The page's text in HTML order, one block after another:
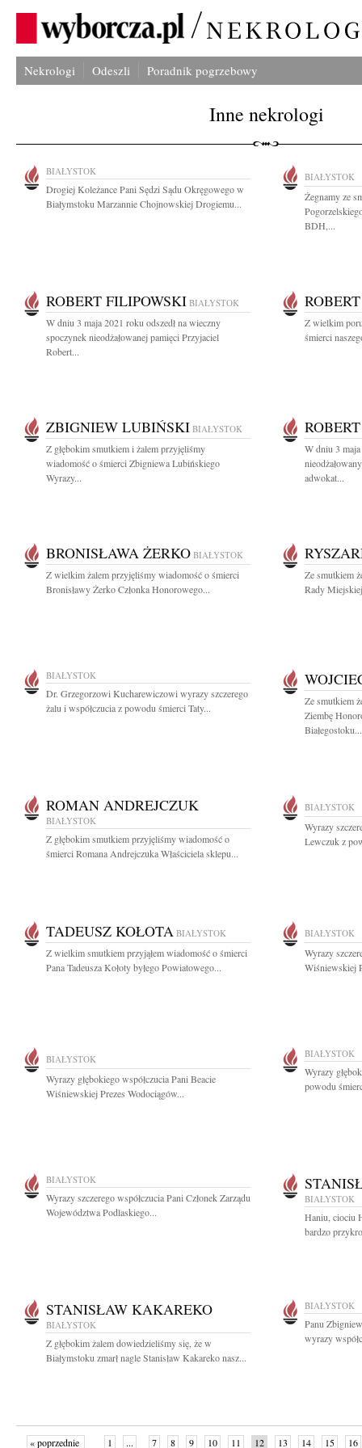
Nekrologi Odeszli Poradnik pogrzebowy
Inne nekrologi
BIAŁYSTOK
Drogiej Koleżance Pani Sędzi Sądu Okręgowego w
Białymstoku Marzannie Chojnowskiej Drogiemu...
BIAŁYSTOK
Żegnamy ze
BDH,...
ROBERT FILIPOWSKI BIAŁYSTOK
W dniu 3 maja 2021 roku odszedł na wieczny
spoczynek nieodżałowanej pamięci Przyjaciel
Robert...
Z wielkim
śmierci
ZBIGNIEW LUBIŃSKI BIAŁYSTOK
Z głębokim smutkiem i żalem przyjęliśmy
wiadomość o śmierci Zbigniewa Lubińskiego
Wyrazy...
W dniu 3 maja
adwokat...
BRONISŁAWA ŻERKO BIAŁYSTOK
Z wielkim żalem przyjęliśmy wiadomość o śmierci
Bronisławy Żerko Członka Honorowego...
Ze smutkiem
Rady
BIAŁYSTOK
Dr. Grzegorzowi Kucharewiczowi wyrazy szczerego
żalu i współczucia z powodu śmierci Taty...
Ze smutkiem
Ziembę
Białegostoku...
ROMAN ANDREJCZUK
BIAŁYSTOK
Z głębokim smutkiem przyjęliśmy wiadomość o
śmierci Romana Andrejczuka Właściciela sklepu...
BIAŁYSTOK
Wyrazy
Lewczuk z
TADEUSZ KOŁOTA BIAŁYSTOK
Z wielkim smutkiem przyjąłem wiadomość o śmierci
Pana Tadeusza Kołoty byłego Powiatowego...
BIAŁYSTOK
Wyrazy
Wiśniewskiej
BIAŁYSTOK
Wyrazy głębokiego współczucia Pani Beacie
Wiśniewskiej Prezes Wodociągów...
BIAŁYSTOK
Wyrazy
powodu
BIAŁYSTOK
Wyrazy szczerego współczucia Pani Członek Zarządu
Województwa Podlaskiego...
BIAŁYSTOK
Haniu, ciociu
bardzo
STANISŁAW KAKAREKO
BIAŁYSTOK
Z głębokim żalem dowiedzieliśmy się, że w
Białymstoku zmarł nagle Stanisław Kakareko nasz...
BIAŁYSTOK
Panu
wyrazy
« poprzednie 1 ... 7 8 9 10 11 12 13 14 15 16